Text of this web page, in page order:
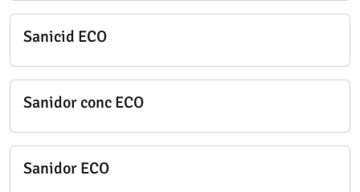
Sanicid ECO
Sanidor conc ECO
Sanidor ECO